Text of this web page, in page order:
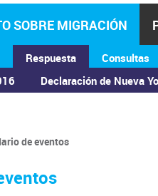
SOBRE MIGRACIÓN
Respuesta
Declaración de Nueva
Consultas
de eventos